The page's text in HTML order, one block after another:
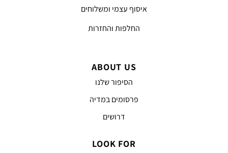
איסוף עצמי ומשלוחים
החלפות והחזרות
ABOUT US
הסיפור שלנו
פרסומים במדיה
דרושים
LOOK FOR